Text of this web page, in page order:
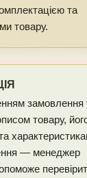
та
товару.
замовлення
товару,
— менеджер